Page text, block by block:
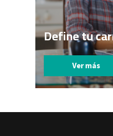
Define tu
Ver más